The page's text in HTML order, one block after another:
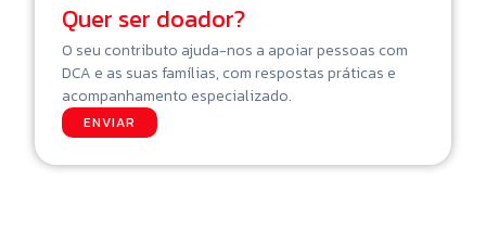
Quer ser doador?
O seu contributo ajuda-nos a apoiar pessoas com
DCA e as suas famílias, com respostas práticas e
acompanhamento especializado.
ENVIAR